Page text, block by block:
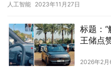
盖…
人工智能 2023年11月27日
标题：
王储点
2026年2月